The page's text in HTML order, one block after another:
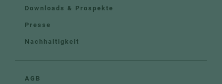
Downloads & Prospekte
Presse
Nachhaltigkeit
AGB